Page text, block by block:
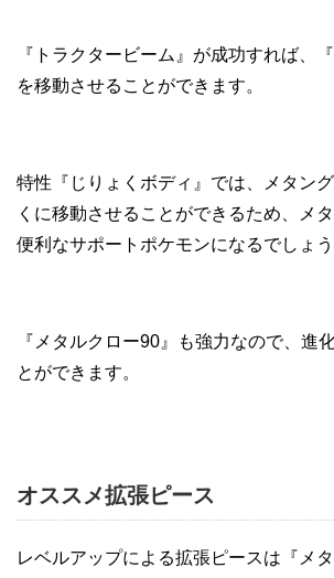
『トラクタービーム』が成功すれば、
を移動させることができます。
特性『じりょくボディ』では、メタン
くに移動させることができるため、メ
便利なサポートポケモンになるでしょう
『メタルクロー90』も強力なので、進
とができます。
オススメ拡張ピース
レベルアップによる拡張ピースは『メ